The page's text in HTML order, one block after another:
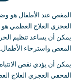
المغص عند الأطفال هو
العجزي العلاج العظمي
يمكن أن يساعد تنظيم
المغص واسترخاء الأطفال
يمكن أن يؤدي نقص
القحفي العجزي العلاج